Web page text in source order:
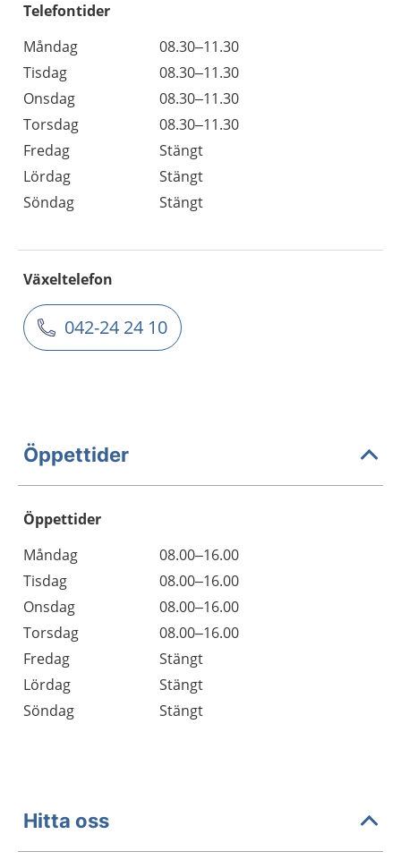
Telefontider
Måndag
08.30–11.30
Tisdag
08.30–11.30
Onsdag
08.30–11.30
Torsdag
08.30–11.30
Fredag
Stängt
Lördag
Stängt
Söndag
Stängt
Växeltelefon
042-24 24 10
Öppettider
Öppettider
Dag
Öppettider
Kommentarer
Måndag
08.00–16.00
Tisdag
08.00–16.00
Onsdag
08.00–16.00
Torsdag
08.00–16.00
Fredag
Stängt
Lördag
Stängt
Söndag
Stängt
Hitta oss